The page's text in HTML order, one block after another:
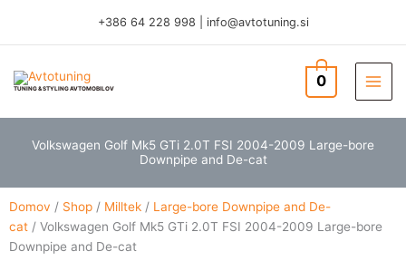
content
+386 64 228 998 info@avtotuning.si
TUNING & STYLING AVTOMOBILOV 0
Volkswagen Golf Mk5 GTi 2.0T FSI 2004-2009 Large-bore
Downpipe and De-cat
Domov / Shop / Milltek / Large-bore Downpipe and De-
cat / Volkswagen Golf Mk5 GTi 2.0T FSI 2004-2009 Large-bore
Downpipe and De-cat